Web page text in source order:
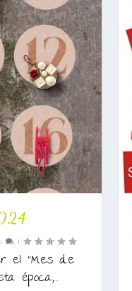
|
el “Mes de
época,...